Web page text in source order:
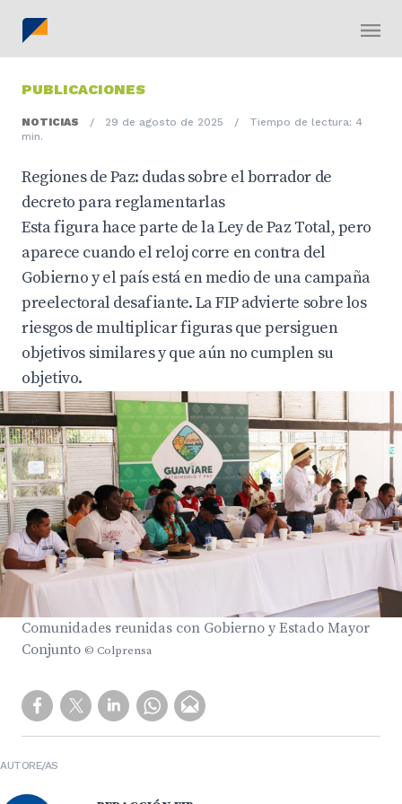
PUBLICACIONES
NOTICIAS / 29 de agosto de 2025 /
Tiempo de lectura: 4
min.
Regiones de Paz: dudas sobre el borrador de
decreto para reglamentarlas
Esta figura hace parte de la Ley de Paz Total, pero
aparece cuando el reloj corre en contra del
Gobierno y el país está en medio de una campaña
preelectoral desafiante. La FIP advierte sobre los
riesgos de multiplicar figuras que persiguen
objetivos similares y que aún no cumplen su
objetivo.
Comunidades reunidas con Gobierno y Estado Mayor
Conjunto © Colprensa
AUTORE/AS